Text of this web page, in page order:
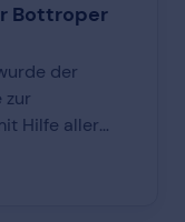
Bottroper
der
zur
Hilfe aller
staunen und